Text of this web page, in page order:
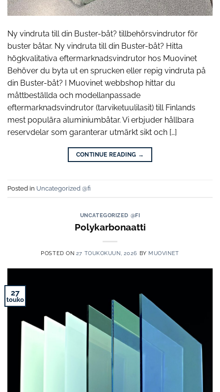
Ny vindruta till din Buster-båt? tillbehörsvindrutor för
buster båtar. Ny vindruta till din Buster-båt? Hitta
högkvalitativa eftermarknadsvindrutor hos Muovinet
Behöver du byta ut en sprucken eller repig vindruta på
din Buster-båt? I Muovinet webbshop hittar du
måttbeställda och modellanpassade
eftermarknadsvindrutor (tarviketuulilasit) till Finlands
mest populära aluminiumbåtar. Vi erbjuder hållbara
reservdelar som garanterar utmärkt sikt och […]
CONTINUE READING →
Posted in Uncategorized @fi
UNCATEGORIZED @FI
Polykarbonaatti
POSTED ON 27 TOUKOKUUN, 2026 BY MUOVINET
27
touko